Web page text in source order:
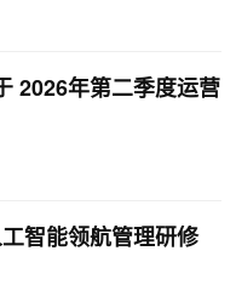
2026年第二季度运营
智能领航管理研修